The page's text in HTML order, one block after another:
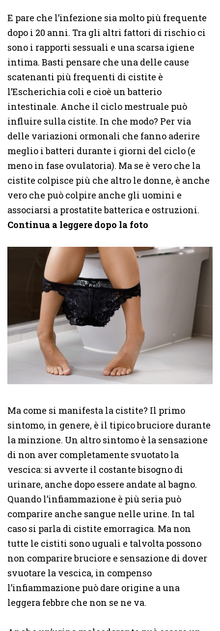
E pare che l’infezione sia molto più frequente
dopo i 20 anni. Tra gli altri fattori di rischio ci
sono i rapporti sessuali e una scarsa igiene
intima. Basti pensare che una delle cause
scatenanti più frequenti di cistite è
l’Escherichia coli e cioè un batterio
intestinale. Anche il ciclo mestruale può
influire sulla cistite. In che modo? Per via
delle variazioni ormonali che fanno aderire
meglio i batteri durante i giorni del ciclo (e
meno in fase ovulatoria). Ma se è vero che la
cistite colpisce più che altro le donne, è anche
vero che può colpire anche gli uomini e
associarsi a prostatite batterica e ostruzioni.
Continua a leggere dopo la foto
Ma come si manifesta la cistite? Il primo
sintomo, in genere, è il tipico bruciore durante
la minzione. Un altro sintomo è la sensazione
di non aver completamente svuotato la
vescica: si avverte il costante bisogno di
urinare, anche dopo essere andate al bagno.
Quando l’infiammazione è più seria può
comparire anche sangue nelle urine. In tal
caso si parla di cistite emorragica. Ma non
tutte le cistiti sono uguali e talvolta possono
non comparire bruciore e sensazione di dover
svuotare la vescica, in compenso
l’infiammazione può dare origine a una
leggera febbre che non se ne va.